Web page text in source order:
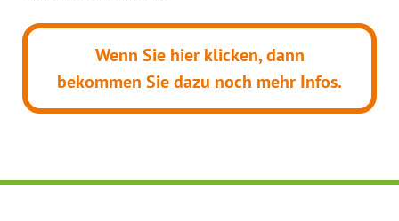
Wenn Sie hier klicken, dann
bekommen Sie dazu noch mehr Infos.